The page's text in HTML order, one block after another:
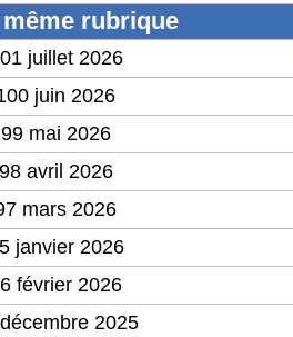
rubrique
juillet 2026
juin 2026
mai 2026
avril 2026
mars 2026
janvier 2026
février 2026
2025